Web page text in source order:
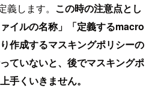
します。 この時の注意点とし
イルの名称」「定義するmacro
作成するマスキングポリシーの
ていないと、後でマスキングポ
手くいきません。